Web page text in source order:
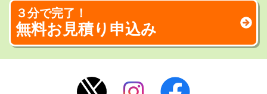
３分で完了！
無料お見積り申込み